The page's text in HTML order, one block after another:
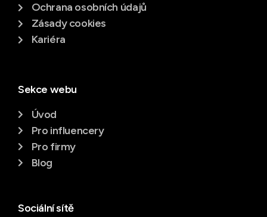
Ochrana osobních údajů
Zásady cookies
Kariéra
Sekce webu
Úvod
Pro influencery
Pro firmy
Blog
Sociální sítě